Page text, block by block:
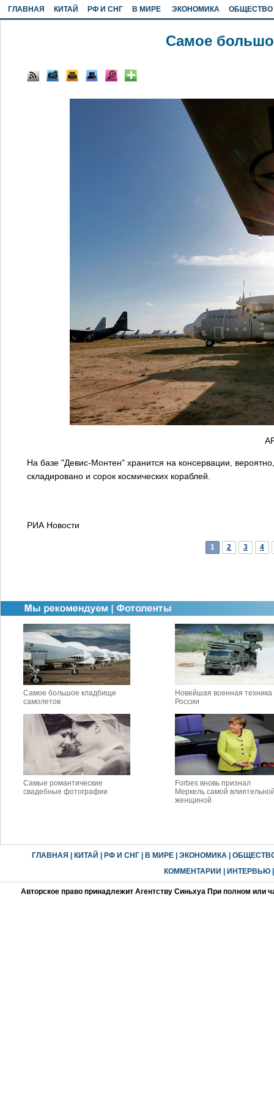
ГЛАВНАЯ КИТАЙ РФ И СНГ В МИРЕ ЭКОНОМИКА ОБЩЕСТВО
Самое
На базе "Девис-Монтен" хранится на консервации,
складировано и сорок космических кораблей.
РИА Новости
1 2 3 4
Самое большое кладбище
самолетов
Новейшая военная техника
России
Самые романтические
свадебные фотографии
Forbes вновь признал
Меркель самой
женщиной
ГЛАВНАЯ КИТАЙ РФ И СНГ| В МИРЕ| ЭКОНОМИКА|
КОММЕНТАРИИ
ИНТЕРВЬЮ
Авторское право принадлежит Агентству Синьхуа При полном или